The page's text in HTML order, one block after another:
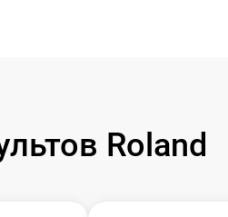
Roland